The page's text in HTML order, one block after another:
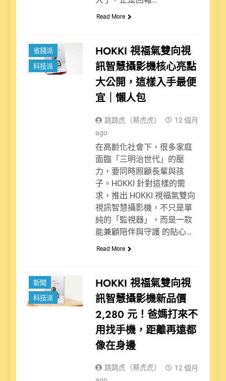
Read More
省錢派
科技派
HOKKI 視福氣雙向視
訊智慧攝影機核心亮點
大公開，這樣入手最便
宜｜懶人包
跳跳虎（蔡虎虎）
12 個月
ago
在高齡化社會下，很多家庭
面臨「三明治世代」的壓
力，要同時照顧長輩與孩
子。HOKKI 針對這樣的需
求，推出 HOKKI 視福氣雙向
視訊智慧攝影機，不只是單
純的「監視器」，而是一款
能兼顧陪伴與守護 的貼心…
Read More
新聞
科技派
HOKKI 視福氣雙向視
訊智慧攝影機新品價
2,280 元！爸媽打來不
用找手機，距離再遠都
像在身邊
跳跳虎（蔡虎虎）
12 個月